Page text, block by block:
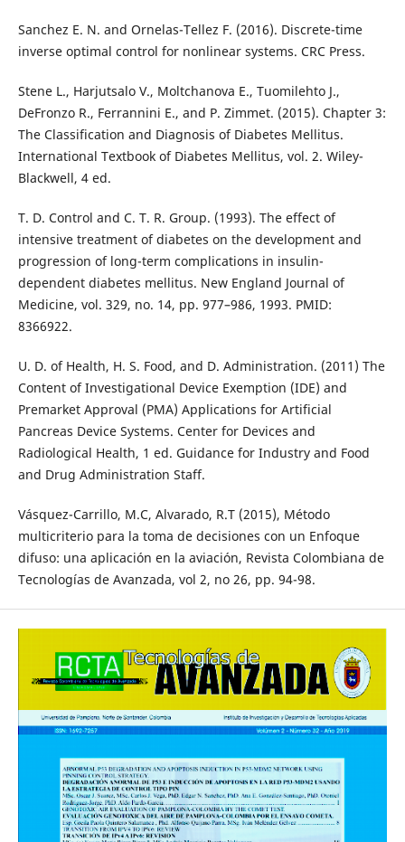
Sanchez E. N. and Ornelas-Tellez F. (2016). Discrete-time
inverse optimal control for nonlinear systems. CRC Press.
Stene L., Harjutsalo V., Moltchanova E., Tuomilehto J.,
DeFronzo R., Ferrannini E., and P. Zimmet. (2015). Chapter 3:
The Classification and Diagnosis of Diabetes Mellitus.
International Textbook of Diabetes Mellitus, vol. 2. Wiley-
Blackwell, 4 ed.
T. D. Control and C. T. R. Group. (1993). The effect of
intensive treatment of diabetes on the development and
progression of long-term complications in insulin-
dependent diabetes mellitus. New England Journal of
Medicine, vol. 329, no. 14, pp. 977–986, 1993. PMID:
8366922.
U. D. of Health, H. S. Food, and D. Administration. (2011) The
Content of Investigational Device Exemption (IDE) and
Premarket Approval (PMA) Applications for Artificial
Pancreas Device Systems. Center for Devices and
Radiological Health, 1 ed. Guidance for Industry and Food
and Drug Administration Staff.
Vásquez-Carrillo, M.C, Alvarado, R.T (2015), Método
multicriterio para la toma de decisiones con un Enfoque
difuso: una aplicación en la aviación, Revista Colombiana de
Tecnologías de Avanzada, vol 2, no 26, pp. 94-98.